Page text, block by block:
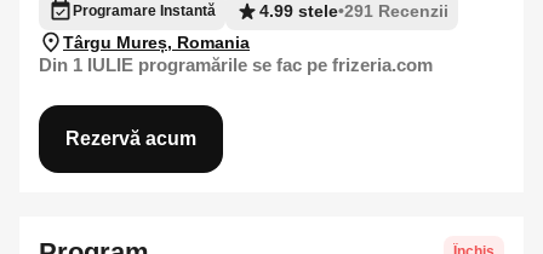
Programare Instantă 4.99 stele•291 Recenzii
Târgu Mureș, Romania
Din 1 IULIE programările se fac pe frizeria.com
Rezervă acum